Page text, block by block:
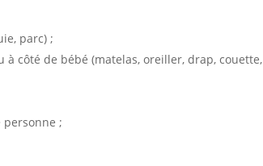
parc) ;
côté de bébé (matelas, oreiller, drap, couette,
personne ;